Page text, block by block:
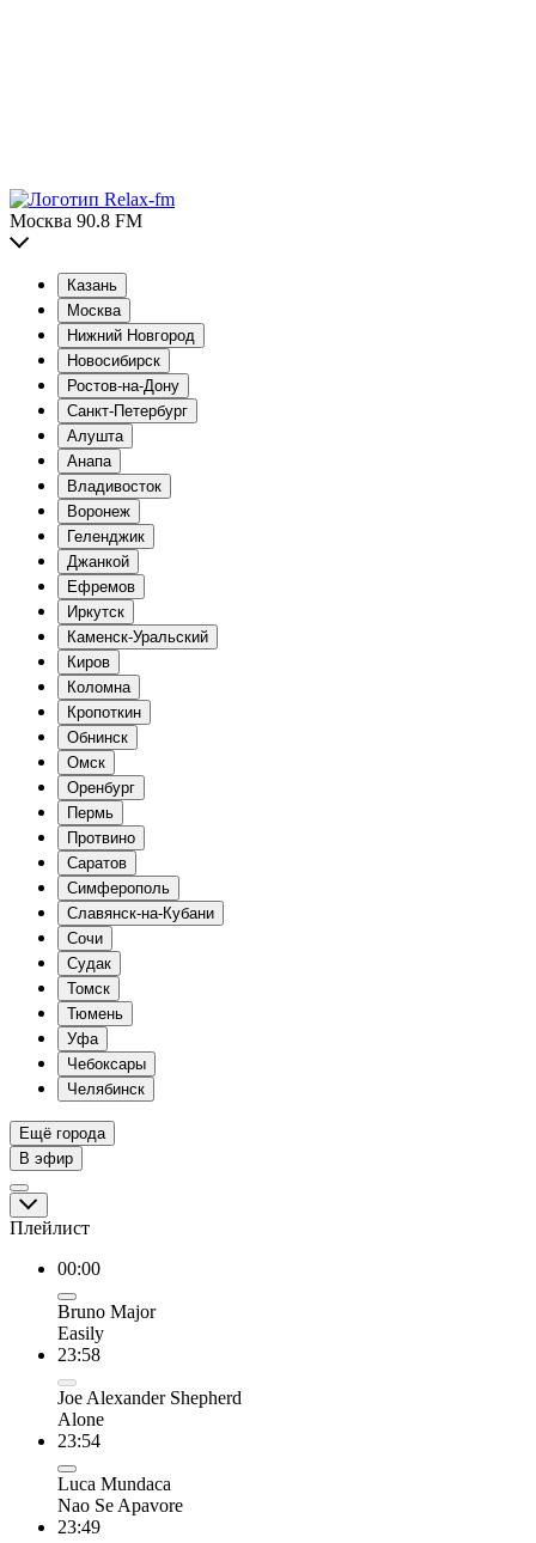
Москва 90.8 FM
Казань
Москва
Нижний Новгород
Новосибирск
Ростов-на-Дону
Санкт-Петербург
Алушта
Анапа
Владивосток
Воронеж
Геленджик
Джанкой
Ефремов
Иркутск
Каменск-Уральский
Киров
Коломна
Кропоткин
Обнинск
Омск
Оренбург
Пермь
Протвино
Саратов
Симферополь
Славянск-на-Кубани
Сочи
Судак
Томск
Тюмень
Уфа
Чебоксары
Челябинск
Ещё города
В эфир
Плейлист
00:00
Bruno Major
Easily
23:58
Joe Alexander Shepherd
Alone
23:54
Luca Mundaca
Nao Se Apavore
23:49